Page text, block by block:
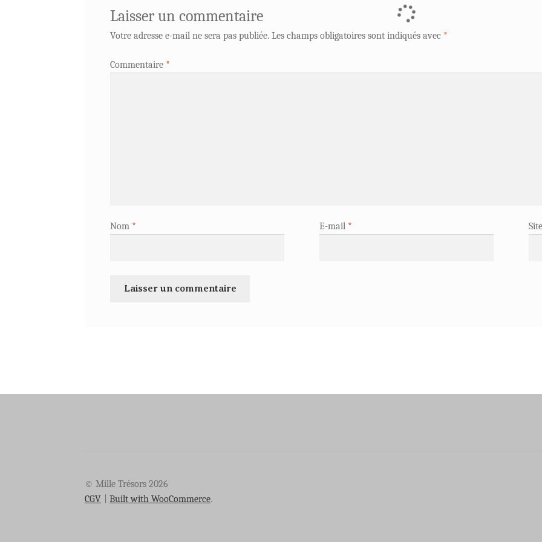
Laisser un commentaire
Votre adresse e-mail ne sera pas publiée. Les champs obligatoires sont indiqués avec *
Commentaire *
Nom * E-mail *
© Mille Trésors 2026
CGV
Built with WooCommerce.